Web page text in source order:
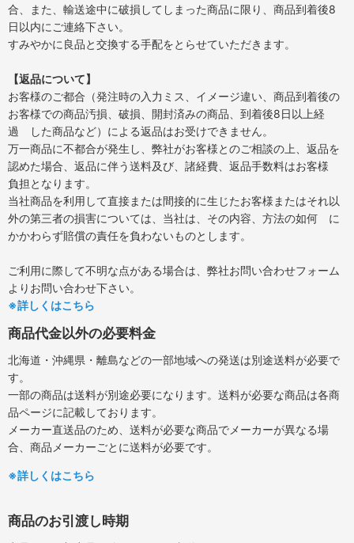
合、また、輸送途中に破損してしまった商品に限り、商品到着後8
日以内にご連絡下さい。
すみやかに良品と交換する手配をとらせていただきます。
【返品について】
お客様のご都合（発注時の入力ミス、イメージ違い、商品到着後の
お客様での商品汚損、破損、開封済みの商品、到着後8日以上経
過 した商品など）による返品はお受けできません。
万一商品に不都合が発生し、弊社がお客様とのご相談の上、返品を
認めた場合、返品に伴う送料及び、諸経費、返品手数料はお客様
負担となります。
当社商品を利用して直接または間接的に生じたお客様またはそれ以
外の第三者の損害については、当社は、その内容、方法の如何 に
かかわらず賠償の責任を負わないものとします。
ご利用に際して不明な点がある場合は、弊社お問い合わせフォーム
よりお問い合わせ下さい。
※詳しくはこちら
商品代金以外の必要料金
北海道・沖縄県・離島などの一部地域への発送は別途送料が必要で
す。
一部の商品は送料が別途必要になります。送料が必要な商品は各商
品ページに記載しております。
メーカー直送品のため、送料が必要な商品でメーカーが異なる場
合、商品メーカーごとに送料が必要です。
※詳しくはこちら
商品のお引渡し時期